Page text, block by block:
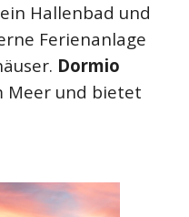
Hallenbad und
Ferienanlage
Dormio
Meer und bietet